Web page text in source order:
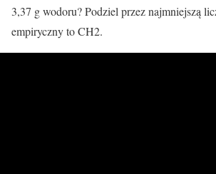
3,37 g wodoru? Podziel przez najmniejszą
empiryczny to CH2.